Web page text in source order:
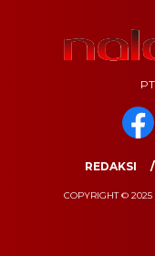
REDAKSI
COPYRIGHT ©